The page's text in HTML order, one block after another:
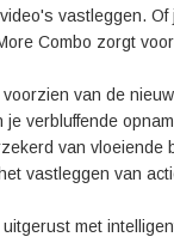
vastleggen.
Combo zorgt
van de
verbluffende
van vloeiende
vastleggen van
met